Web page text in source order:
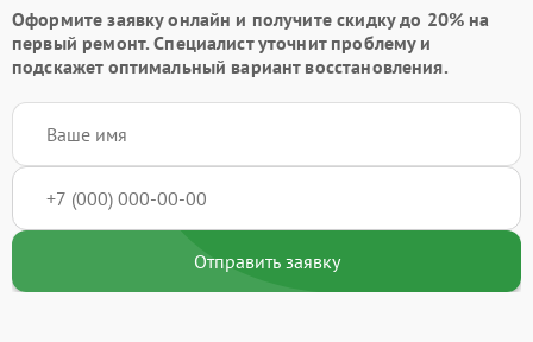
Оформите заявку онлайн и получитескидку до 20% на
первый ремонт. Специалист уточнит проблему и
подскажет оптимальный вариант восстановления.
Отправить заявку